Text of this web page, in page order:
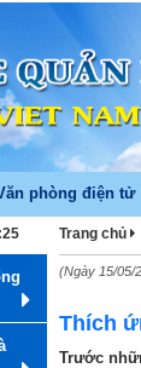
phòng điện tử
Trang chủ
(Ngày 15/05/
Thích
Trước